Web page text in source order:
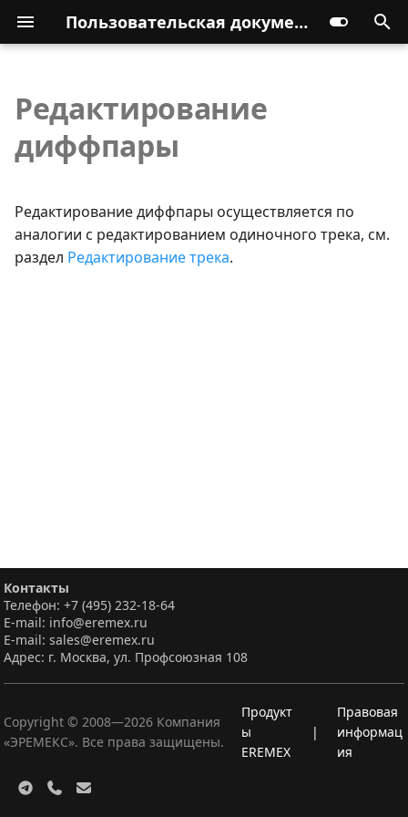
Пользовательская документация
Редактирование
диффпары
Редактирование диффпары осуществляется по
аналогии с редактированием одиночного трека, см.
раздел Редактирование трека.
Контакты
Телефон: +7 (495) 232-18-64
E-mail: info@eremex.ru
E-mail: sales@eremex.ru
Адрес: г. Москва, ул. Профсоюзная 108
Copyright © 2008—2026 Компания
«ЭРЕМЕКС». Все права защищены.
Продукт
ы
EREMEX
|
Правовая
информац
ия